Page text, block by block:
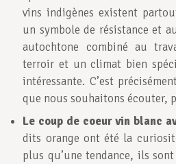
vins indigènes existent
un symbole de résistance et
autochtone combiné au
terroir et un climat bien
intéressante. C’est
que nous souhaitons écouter,
Le coup de coeur vin blanc
dits orange ont été la
plus qu’une tendance, ils